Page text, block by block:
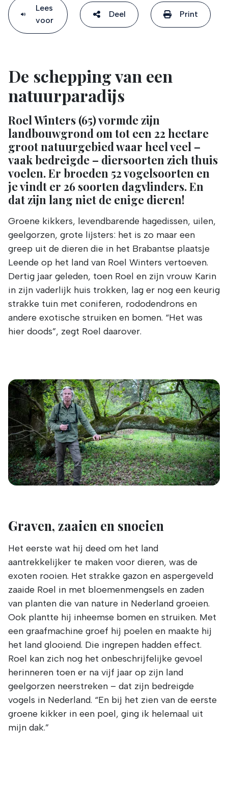
Lees
voor
Deel Print
De schepping van een
natuurparadijs
Roel Winters (65) vormde zijn
landbouwgrond om tot een 22 hectare
groot natuurgebied waar heel veel –
vaak bedreigde – diersoorten zich thuis
voelen. Er broeden 52 vogelsoorten en
je vindt er 26 soorten dagvlinders. En
dat zijn lang niet de enige dieren!
Groene kikkers, levendbarende hagedissen, uilen,
geelgorzen, grote lijsters: het is zo maar een
greep uit de dieren die in het Brabantse plaatsje
Leende op het land van Roel Winters vertoeven.
Dertig jaar geleden, toen Roel en zijn vrouw Karin
in zijn vaderlijk huis trokken, lag er nog een keurig
strakke tuin met coniferen, rododendrons en
andere exotische struiken en bomen. “Het was
hier doods”, zegt Roel daarover.
Graven, zaaien en snoeien
Het eerste wat hij deed om het land
aantrekkelijker te maken voor dieren, was de
exoten rooien. Het strakke gazon en aspergeveld
zaaide Roel in met bloemenmengsels en zaden
van planten die van nature in Nederland groeien.
Ook plantte hij inheemse bomen en struiken. Met
een graafmachine groef hij poelen en maakte hij
het land glooiend. Die ingrepen hadden effect.
Roel kan zich nog het onbeschrijfelijke gevoel
herinneren toen er na vijf jaar op zijn land
geelgorzen neerstreken – dat zijn bedreigde
vogels in Nederland. “En bij het zien van de eerste
groene kikker in een poel, ging ik helemaal uit
mijn dak.”